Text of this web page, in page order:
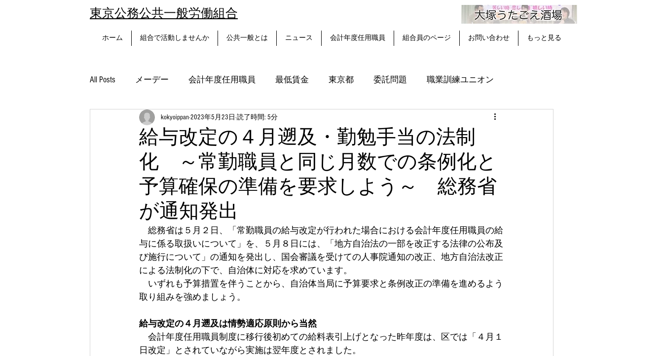
東京公務公共一般労働組合
ホーム 組合で活動しませんか 公共一般とは ニュース 会計年度任用職員 組合員のページ お問い合わせ もっと見る
All Posts メーデー 会計年度任用職員 最低賃金 東京都 委託問題 職業訓練ユニオン
夏の旅行 文化レクレーション 雇止め問題 図書館ツアー
給与改定の４月遡及・勤勉手当の法制
化 ～常勤職員と同じ月数での条例化と
予算確保の準備を要求しよう～ 総務省
が通知発出
kokyoippan2023年5月23日 読了時間: 5分
総務省は５月２日、「常勤職員の給与改定が行われた場合における会計年度任用職員の給
与に係る取扱いについて」を、５月８日には、「地方自治法の一部を改正する法律の公布及
び施行について」の通知を発出し、国会審議を受けての人事院通知の改正、地方自治法改正
による法制化の下で、自治体に対応を求めています。
いずれも予算措置を伴うことから、自治体当局に予算要求と条例改正の準備を進めるよう
取り組みを強めましょう。
給与改定の４月遡及は情勢適応原則から当然
会計年度任用職員制度に移行後初めての給料表引上げとなった昨年度は、区では「４月１
日改定」とされていながら実施は翌年度とされました。